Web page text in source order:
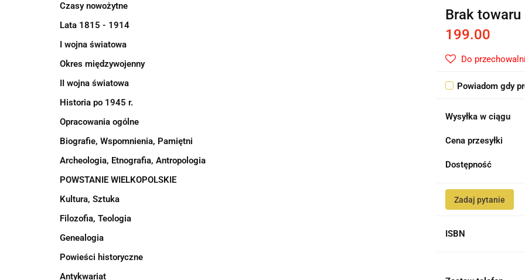
Czasy nowożytne
Lata 1815 - 1914
I wojna światowa
Okres międzywojenny
II wojna światowa
Historia po 1945 r.
Opracowania ogólne
Biografie, Wspomnienia, Pamiętni
Archeologia, Etnografia, Antropologia
POWSTANIE WIELKOPOLSKIE
Kultura, Sztuka
Filozofia, Teologia
Genealogia
Powieści historyczne
Antykwariat
Brak towaru
199.00
Do przechowalni
Powiadom gdy
Wysyłka w ciągu
Cena przesyłki
Dostępność
Zadaj pytanie
ISBN